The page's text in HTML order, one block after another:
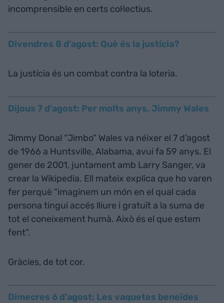
incomprensible en certs col·lectius.
Divendres 8 d'agost: Què és la justícia?
La justícia és un combat contra la loteria.
Dijous 7 d'agost: Per molts anys, Jimmy Wales
Jimmy Donal “Jimbo” Wales va néixer el 7 d’agost
de 1966 a Huntsville, Alabama, avui fa 59 anys. El
gener de 2001, juntament amb Larry Sanger, va
crear la Wikipedia. Ell mateix explica que ho varen
fer perquè “imaginem un món en el qual cada
persona tingui accés lliure i gratuït a la suma de
tot el coneixement humà. Això és el que estem
fent”.
Gràcies, de tot cor.
Dimecres 6 d'agost: Les vaquetes beneïdes